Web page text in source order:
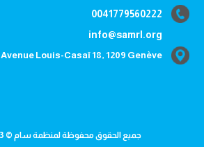
0041779560222
info@samrl.org
Avenue Louis-Casaï 18, 1209 Genève
جميع الحقوق محفوظة لمنظمة سام © 2023، تصميم وتطوير